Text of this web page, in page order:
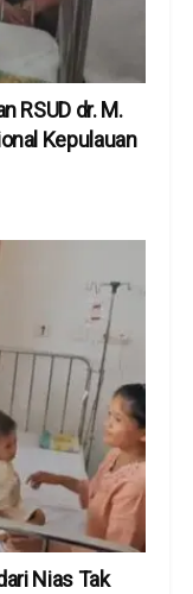
RSUD dr. M.
Kepulauan
Nias Tak